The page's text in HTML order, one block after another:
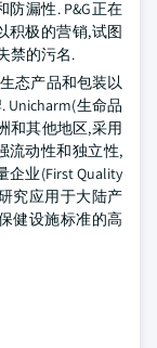
漏性. P&G正在
积极的营销,试图
禁的污名.
态产品和包装以
Unicharm(生命品
和其他地区,采用
流动性和独立性,
企业(First Quality
究应用于大陆产
健设施标准的高